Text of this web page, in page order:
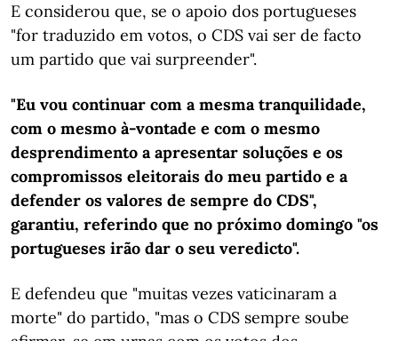
E considerou que, se o apoio dos portugueses
"for traduzido em votos, o CDS vai ser de facto
um partido que vai surpreender".
"Eu vou continuar com a mesma tranquilidade,
com o mesmo à-vontade e com o mesmo
desprendimento a apresentar soluções e os
compromissos eleitorais do meu partido e a
defender os valores de sempre do CDS",
garantiu, referindo que no próximo domingo "os
portugueses irão dar o seu veredicto".
E defendeu que "muitas vezes vaticinaram a
morte" do partido, "mas o CDS sempre soube